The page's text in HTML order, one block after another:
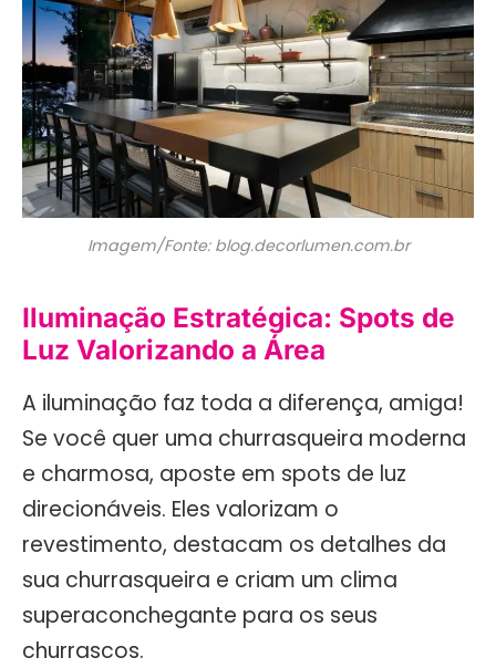
Imagem/Fonte: blog.decorlumen.com.br
Iluminação Estratégica: Spots de
Luz Valorizando a Área
A iluminação faz toda a diferença, amiga!
Se você quer uma churrasqueira moderna
e charmosa, aposte em spots de luz
direcionáveis. Eles valorizam o
revestimento, destacam os detalhes da
sua churrasqueira e criam um clima
superaconchegante para os seus
churrascos.